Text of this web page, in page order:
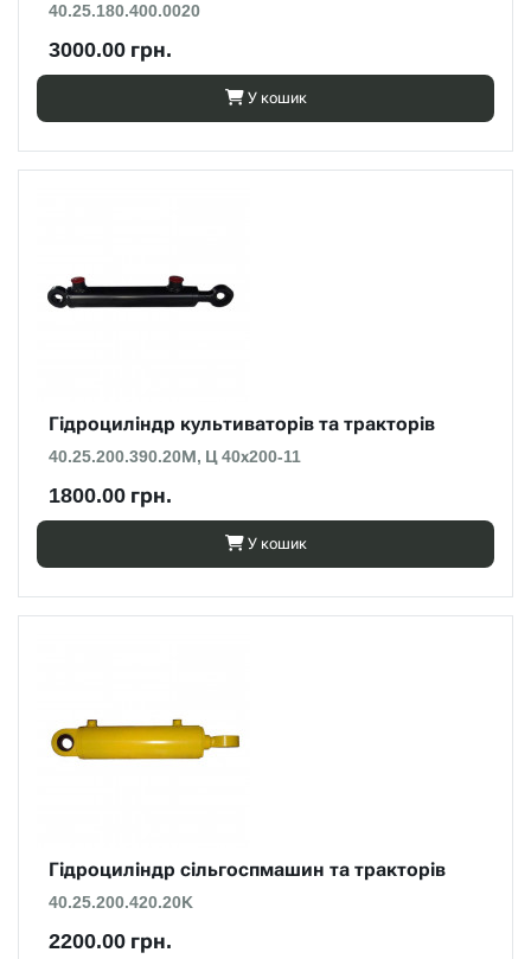
40.25.180.400.0020
3000.00 грн.
У кошик
Гідроциліндр культиваторів та тракторів
40.25.200.390.20М, Ц 40х200-11
1800.00 грн.
У кошик
Гідроциліндр сільгоспмашин та тракторів
40.25.200.420.20К
2200.00 грн.